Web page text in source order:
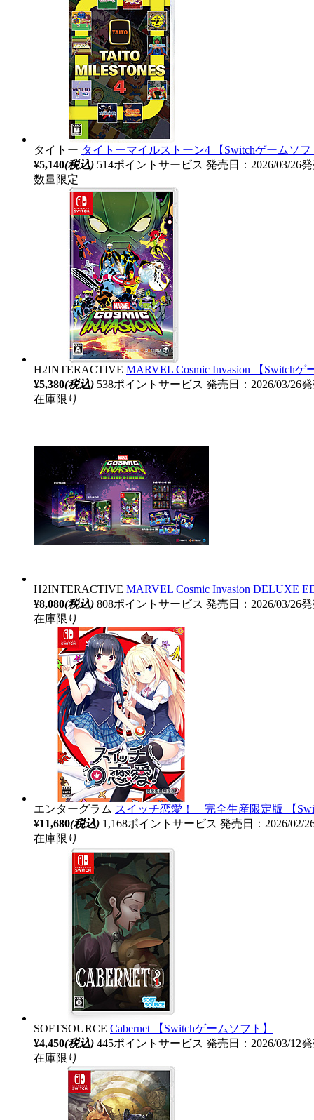
タイトー タイトーマイルストーン4 【Switchゲームソフ
¥5,140(税込) 514ポイントサービス 発売日：2026/03/26
数量限定
H2INTERACTIVE MARVEL Cosmic Invasion 【Switchゲ
¥5,380(税込) 538ポイントサービス 発売日：2026/03/26
在庫限り
H2INTERACTIVE MARVEL Cosmic Invasion DELUXE
¥8,080(税込) 808ポイントサービス 発売日：2026/03/26
在庫限り
エンターグラム スイッチ恋愛！ 完全生産限定版 【
¥11,680(税込) 1,168ポイントサービス 発売日：2026/02/
在庫限り
SOFTSOURCE Cabernet 【Switchゲームソフト】
¥4,450(税込) 445ポイントサービス 発売日：2026/03/12
在庫限り